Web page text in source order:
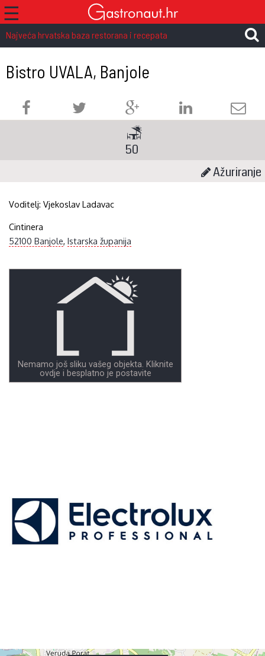
☰
Najveća hrvatska baza restorana i recepata
Bistro UVALA, Banjole
50
Ažuriranje
Voditelj:Vjekoslav Ladavac
Cintinera
52100 Banjole,Istarska županija
Nemamo još sliku vašeg objekta. Kliknite
ovdje i besplatno je postavite